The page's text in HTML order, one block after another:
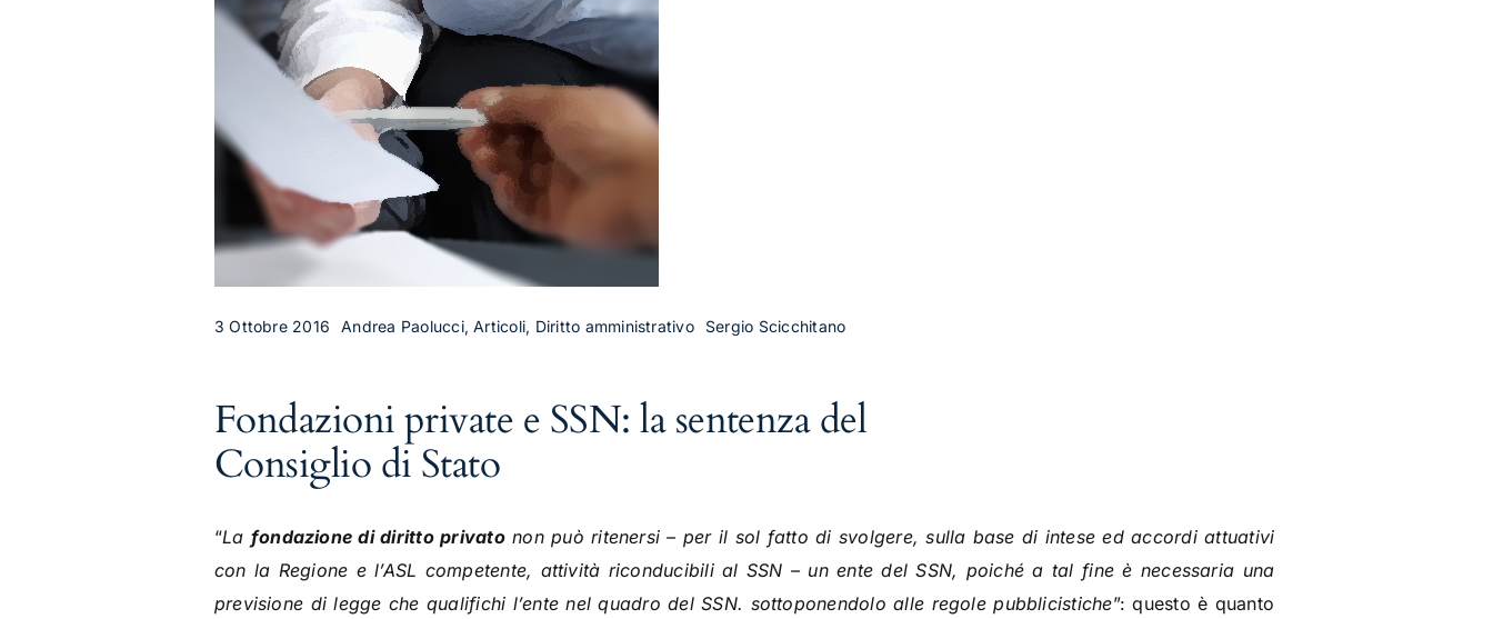
3 Ottobre 2016 Andrea Paolucci, Articoli, Diritto amministrativo Sergio Scicchitano
Fondazioni private e SSN: la sentenza del
Consiglio di Stato
“La fondazione di diritto privatonon può ritenersi – per il sol fatto di svolgere, sulla base di intese ed accordi attuativi
con la Regione e l’ASL competente, attività riconducibili al SSN – un ente del SSN, poiché a tal fine è necessaria una
previsione di legge che qualifichi l’ente nel quadro del SSN. sottoponendolo alle regole pubblicistiche”: questo è quanto